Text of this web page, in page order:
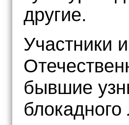
другие.
Участники
бывшие